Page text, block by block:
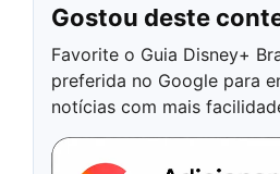
Gostou deste
Favorite o Guia Disney+
preferida no Google para
notícias com mais